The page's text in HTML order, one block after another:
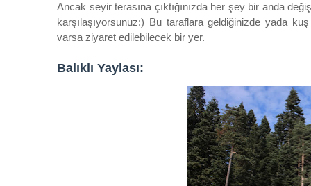
Ancak seyir terasına çıktığınızda her şey bir anda
karşılaşıyorsunuz:) Bu taraflara geldiğinizde yada kuş
varsa ziyaret edilebilecek bir yer.
Balıklı Yaylası: